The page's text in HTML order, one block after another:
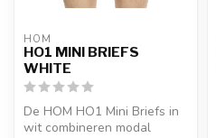
HOM
HO1 MINI BRIEFS
WHITE
De HOM HO1 Mini Briefs in
wit combineren modal